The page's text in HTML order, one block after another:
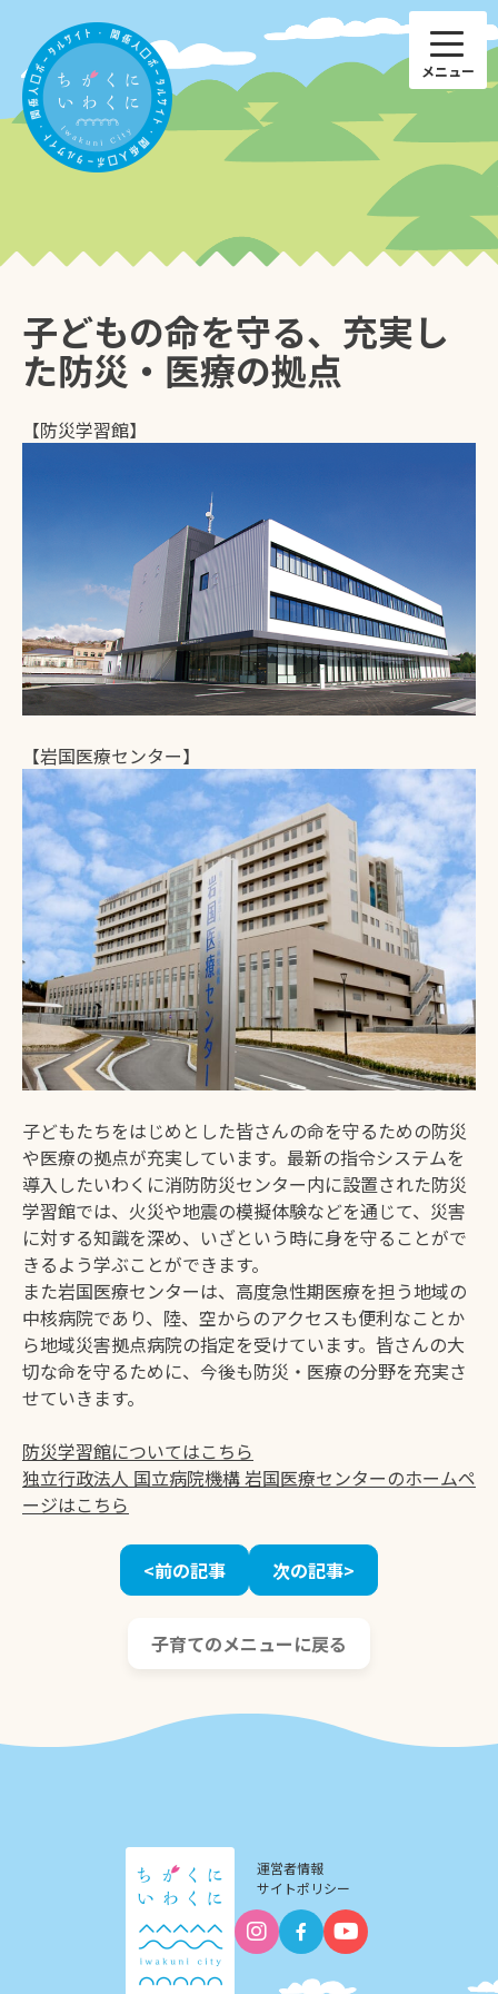
content
子育て 仕事
歴史・文化
ふるさと納税 地域紹介
ファンクラブ トップページ
運営者情報
サイトポリシー
子どもの命を守る、充実し
た防災・医療の拠点
【防災学習館】
【岩国医療センター】
子どもたちをはじめとした皆さんの命を守るための防災
や医療の拠点が充実しています。最新の指令システムを
導入したいわくに消防防災センター内に設置された防災
学習館では、火災や地震の模擬体験などを通じて、災害
に対する知識を深め、いざという時に身を守ることがで
きるよう学ぶことができます。
また岩国医療センターは、高度急性期医療を担う地域の
中核病院であり、陸、空からのアクセスも便利なことか
ら地域災害拠点病院の指定を受けています。皆さんの大
切な命を守るために、今後も防災・医療の分野を充実さ
せていきます。
防災学習館についてはこちら
独立行政法人 国立病院機構 岩国医療センターのホームペ
ージはこちら
<前の記事 次の記事>
子育てのメニューに戻る
運営者情報
サイトポリシー